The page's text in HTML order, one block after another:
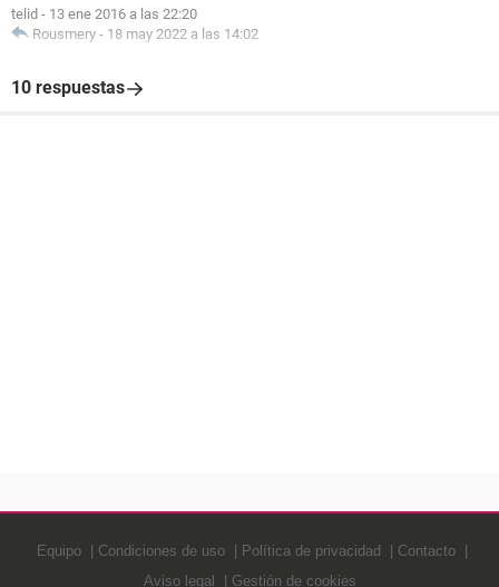
telid - 13 ene 2016 a las 22:20
Rousmery - 18 may 2022 a las 14:02
10 respuestas
Equipo Condiciones de uso Política de privacidad
Contacto
Aviso legal
Gestión de cookies